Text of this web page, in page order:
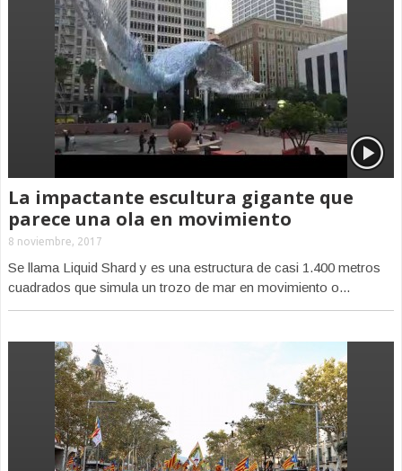
La impactante escultura gigante que
parece una ola en movimiento
8 noviembre, 2017
Se llama Liquid Shard y es una estructura de casi 1.400 metros
cuadrados que simula un trozo de mar en movimiento o...